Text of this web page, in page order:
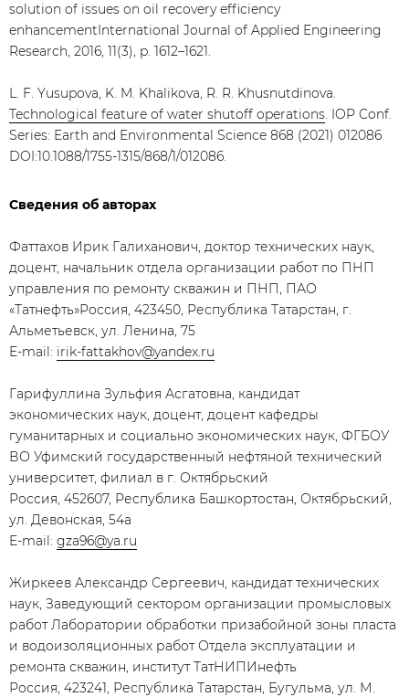
solution of issues on oil recovery efficiency
enhancementInternational Journal of Applied Engineering
Research, 2016, 11(3), p. 1612–1621.
L. F. Yusupova, K. M. Khalikova, R. R. Khusnutdinova.
Technological feature of water shutoff operations. IOP Conf.
Series: Earth and Environmental Science 868 (2021) 012086
DOI:10.1088/1755-1315/868/1/012086.
Сведения об авторах
Фаттахов Ирик Галиханович, доктор технических наук,
доцент, начальник отдела организации работ по ПНП
управления по ремонту скважин и ПНП, ПАО
«Татнефть»Россия, 423450, Республика Татарстан, г.
Альметьевск, ул. Ленина, 75
E-mail: irik-fattakhov@yandex.ru
Гарифуллина Зульфия Асгатовна, кандидат
экономических наук, доцент, доцент кафедры
гуманитарных и социально экономических наук, ФГБОУ
ВО Уфимский государственный нефтяной технический
университет, филиал в г. Октябрьский
Россия, 452607, Республика Башкортостан, Октябрьский,
ул. Девонская, 54а
E-mail: gza96@ya.ru
Жиркеев Александр Сергеевич, кандидат технических
наук, Заведующий сектором организации промысловых
работ Лаборатории обработки призабойной зоны пласта
и водоизоляционных работ Отдела эксплуатации и
ремонта скважин, институт ТатНИПИнефть
Россия, 423241, Республика Татарстан, Бугульма, ул. М.